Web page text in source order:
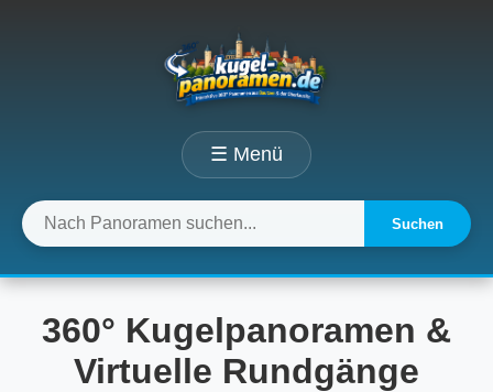
☰ Menü
Suchen
360° Kugelpanoramen &
Virtuelle Rundgänge